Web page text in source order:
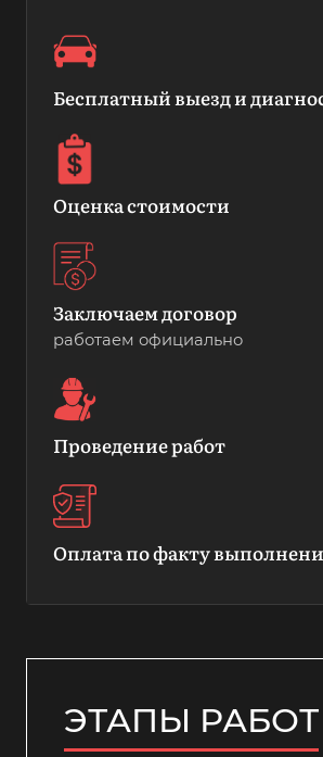
Бесплатный выезд и
Оценка стоимости
Заключаем договор
работаем официально
Проведение работ
Оплата по факту
ЭТАПЫ РАБОТ